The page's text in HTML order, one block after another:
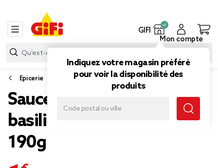
GIFI
Indiquez votre magasin préféré
pour voir la disponibilité des
produits
Mon compte
Epicerie
Sauce pesto genovese au
basilic frais Barilla pot
190g
1,95 €